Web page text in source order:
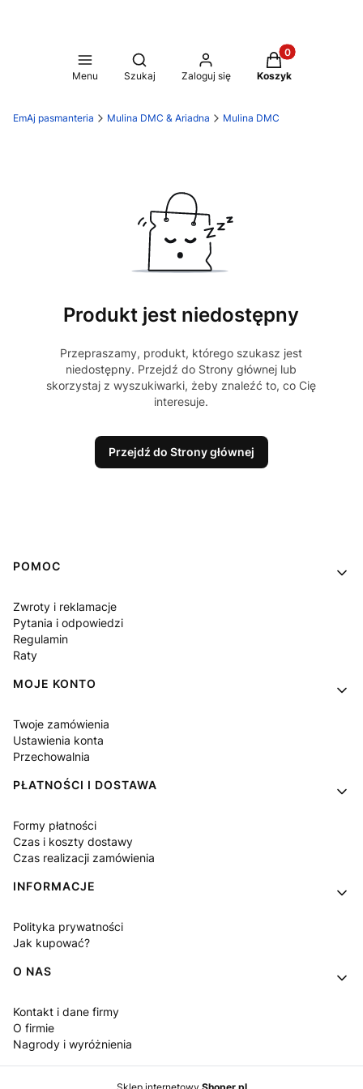
Menu
Otwórz wyszukiwarkę
Szukaj Zaloguj się
Produkty w
Koszyk
EmAj pasmanteria Mulina DMC & Ariadna Mulina DMC
Produkt jest niedostępny
Przepraszamy, produkt, którego szukasz jest
niedostępny. Przejdź do Strony głównej lub
skorzystaj z wyszukiwarki, żeby znaleźć to, co Cię
interesuje.
Przejdź do Strony głównej
Linki w stopce
POMOC
Zwroty i reklamacje
Pytania i odpowiedzi
Regulamin
Raty
MOJE KONTO
Twoje zamówienia
Ustawienia konta
Przechowalnia
PŁATNOŚCI I DOSTAWA
Formy płatności
Czas i koszty dostawy
Czas realizacji zamówienia
INFORMACJE
Polityka prywatności
Jak kupować?
O NAS
Kontakt i dane firmy
O firmie
Nagrody i wyróżnienia